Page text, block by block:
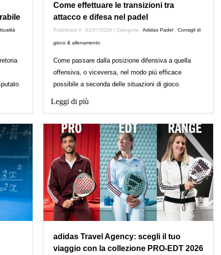
Come effettuare le transizioni tra
attacco e difesa nel padel
Pubblicato il : 01/07/2026 | Categoria : Adidas Padel, Consigli di
gioco & allenamento
Come passare dalla posizione difensiva a quella
offensiva, o viceversa, nel modo più efficace
possibile a seconda delle situazioni di gioco.
Leggi di più
adidas Travel Agency: scegli il tuo
viaggio con la collezione PRO-EDT 2026